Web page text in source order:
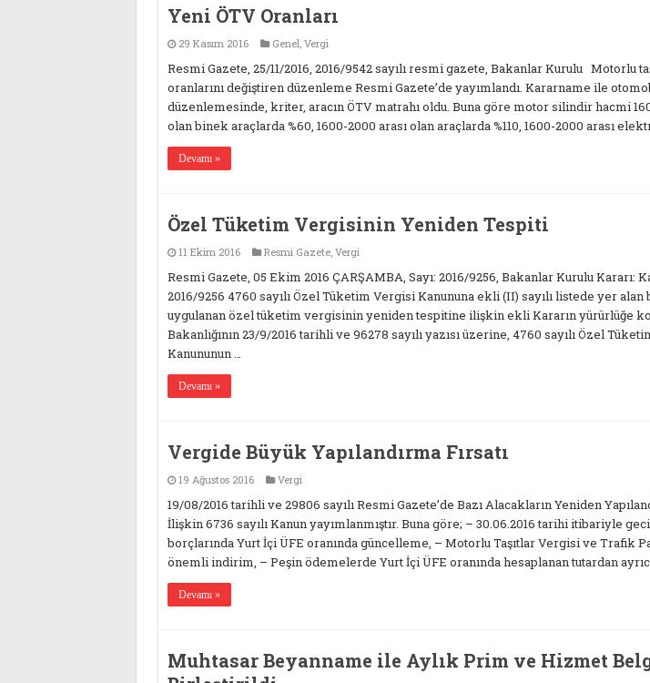
Yeni ÖTV Oranları
29 Kasım 2016 Genel, Vergi
Resmi Gazete, 25/11/2016, 2016/9542 sayılı resmi gazete, Bakanlar Kurulu Motorlu
oranlarını değiştiren düzenleme Resmi Gazete’de yayımlandı. Kararname ile
düzenlemesinde, kriter, aracın ÖTV matrahı oldu. Buna göre motor silindir hacmi
olan binek araçlarda %60, 1600-2000 arası olan araçlarda %110, 1600-2000 arası
Devamı »
Özel Tüketim Vergisinin Yeniden Tespiti
11 Ekim 2016 Resmi Gazete, Vergi
Resmi Gazete, 05 Ekim 2016 ÇARŞAMBA, Sayı: 2016/9256, Bakanlar Kurulu Kararı:
2016/9256 4760 sayılı Özel Tüketim Vergisi Kanununa ekli (II) sayılı listede yer alan
uygulanan özel tüketim vergisinin yeniden tespitine ilişkin ekli Kararın yürürlüğe
Bakanlığının 23/9/2016 tarihli ve 96278 sayılı yazısı üzerine, 4760 sayılı Özel
Kanununun …
Devamı »
Vergide Büyük Yapılandırma Fırsatı
19 Ağustos 2016 Vergi
19/08/2016 tarihli ve 29806 sayılı Resmi Gazete’de Bazı Alacakların Yeniden
İlişkin 6736 sayılı Kanun yayımlanmıştır. Buna göre; – 30.06.2016 tarihi itibariyle
borçlarında Yurt İçi ÜFE oranında güncelleme, – Motorlu Taşıtlar Vergisi ve Trafik
önemli indirim, – Peşin ödemelerde Yurt İçi ÜFE oranında hesaplanan tutardan
Devamı »
Muhtasar Beyanname ile Aylık Prim ve Hizmet